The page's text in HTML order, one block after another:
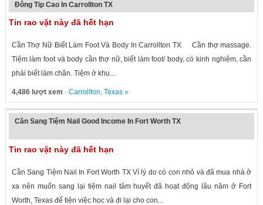
Đông Tip Cao In Carrollton TX
Tin rao vặt này đã hết hạn
Cần Thợ Nữ Biết Làm Foot Và Body In Carrollton TX Cần thợ massage.
Tiệm làm foot và body cần thợ nữ, biết làm foot/ body, có kinh nghiệm, cần
phải biết làm chân. Tiệm ở khu...
4,486 lượt xem · Carrollton, Texas»
Cần Sang Tiệm Nail Good Income In Fort Worth TX
Tin rao vặt này đã hết hạn
Cần Sang Tiệm Nail In Fort Worth TX Vì lý do có con nhỏ và đã mua nhà ở
xa nên muốn sang lại tiệm nail tâm huyết đã hoạt động lâu năm ở Fort
Worth, Texas để tiện việc học và đi lại cho con...